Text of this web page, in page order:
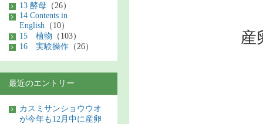
産
13 酵母 （26）
14 Contents in
English （10）
15 植物 （103）
16 実験操作 （26）
最近のエントリー
カスミサンショウウオ
が今年も12月中に産卵